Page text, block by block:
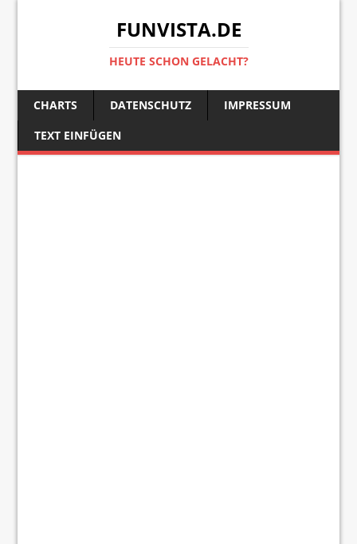
FUNVISTA.DE
HEUTE SCHON GELACHT?
CHARTS DATENSCHUTZ
IMPRESSUM
TEXT EINFÜGEN